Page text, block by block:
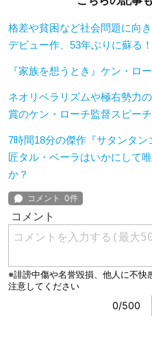
格差や貧困など社会問題に向
デビュー作、53年ぶりに蘇る！
『家族を想うとき』ケン・ロ
ネオリベラリズムや極右勢力
賞のケン・ローチ監督スピーチ
7時間18分の傑作『サタンタ
匠タル・ベーラはいかにして
か？